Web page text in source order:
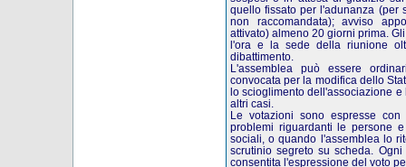
quello fissato per l'adunanza (per
non raccomandata); avviso
attivato) almeno 20 giorni prima.
l'ora e la sede della riunione
dibattimento.
L'assemblea può essere
convocata per la modifica dello
lo scioglimento dell'associazione
altri casi.
Le votazioni sono espresse
problemi riguardanti le persone
sociali, o quando l'assemblea lo
scrutinio segreto su scheda.
consentita l'espressione del voto